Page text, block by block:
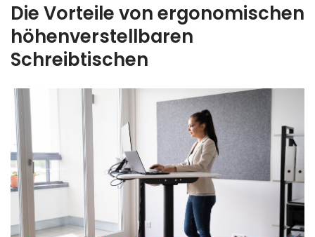
Die Vorteile von ergonomischen
höhenverstellbaren
Schreibtischen